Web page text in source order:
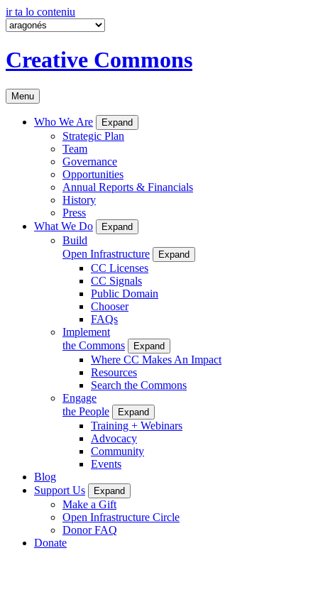
ir ta lo conteniu
Creative Commons
Menu
Who We Are Expand
Strategic Plan
Team
Governance
Opportunities
Annual Reports & Financials
History
Press
What We Do
Expand
Build
Open Infrastructure
Expand
CC Licenses
CC Signals
Public Domain
Chooser
FAQs
Implement
the Commons
Expand
Where CC Makes An Impact
Resources
Search the Commons
Engage
the People
Expand
Training + Webinars
Advocacy
Community
Events
Blog
Support Us
Expand
Make a Gift
Open Infrastructure Circle
Donor FAQ
Donate